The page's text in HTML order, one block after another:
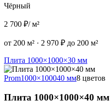
Чёрный
2 700 ₽/ м²
от 200 м² · 2 970 ₽ до 200 м²
Плита 1000×1000×30 мм
Prom1000×100040 мм8 цветов
Плита 1000×1000×40 мм